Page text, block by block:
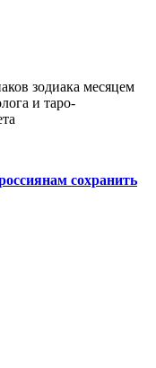
зодиака месяцем
и таро-
сохранить